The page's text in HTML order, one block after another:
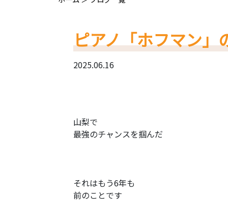
ピアノ「ホフマン
2025.06.16
山梨で
最強のチャンスを掴んだ
それはもう6年も
前のことです